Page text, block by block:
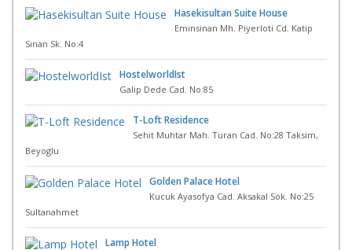
Hasekisultan Suite House
Eminsinan Mh. Piyerloti Cd. Katip
Sinan Sk. No:4
HostelworldIst
Galip Dede Cad. No:85
T-Loft Residence
Sehit Muhtar Mah. Turan Cad. No:28 Taksim,
Beyoglu
Golden Palace Hotel
Kucuk Ayasofya Cad. Aksakal Sok. No:25
Sultanahmet
Lamp Hotel